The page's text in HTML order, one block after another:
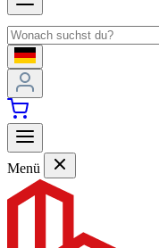
Menü